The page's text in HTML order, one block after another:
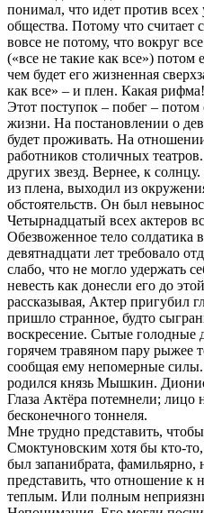
понимал, что идет против всех
общества. Потому что считает
вовсе не потому, что вокруг
(«все не такие как все») потом
чем будет его жизненная
как все» – и плен. Какая рифма!
Этот поступок – побег – потом
жизни. На постановлении о
будет проживать. На
работников столичных
других звезд. Вернее, к
из плена, выходил из
обстоятельств. Он был
Четырнадцатый всех актеров
Обезвоженное тело солдатика
девятнадцати лет требовало
слабо, что не могло удержать
невесть как донесли его до
рассказывая, Актер пригубил
пришло странное, будто
воскресение. Сытые голодные
горячем травяном пару рыжее
сообщая ему непомерные силы.
родился князь Мышкин.
Глаза Актёра потемнели; лицо
бесконечного тоннеля.
Мне трудно представить,
Смоктуновским хотя бы кто-
был запанибрата,
представить, что отношение
теплым. Или полным